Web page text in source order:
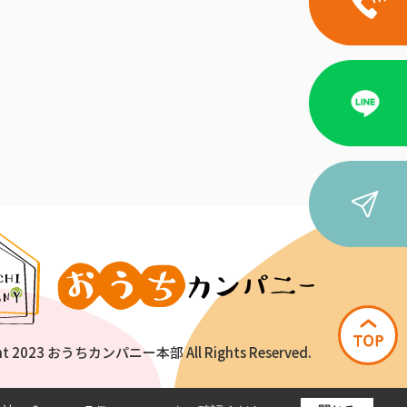
2023 おうちカンパニー本部 All Rights Reserved.